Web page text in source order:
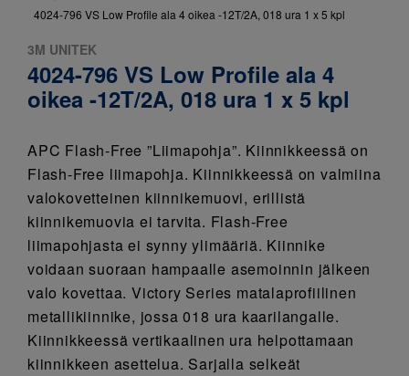
4024-796 VS Low Profile ala 4 oikea -12T/2A, 018 ura 1 x 5 kpl
3M UNITEK
4024-796 VS Low Profile ala 4
oikea -12T/2A, 018 ura 1 x 5 kpl
APC Flash-Free ”Liimapohja”. Kiinnikkeessä on
Flash-Free liimapohja. Kiinnikkeessä on valmiina
valokovetteinen kiinnikemuovi, erillistä
kiinnikemuovia ei tarvita. Flash-Free
liimapohjasta ei synny ylimääriä. Kiinnike
voidaan suoraan hampaalle asemoinnin jälkeen
valo kovettaa. Victory Series matalaprofiilinen
metallikiinnike, jossa 018 ura kaarilangalle.
Kiinnikkeessä vertikaalinen ura helpottamaan
kiinnikkeen asettelua. Sarjalla selkeät